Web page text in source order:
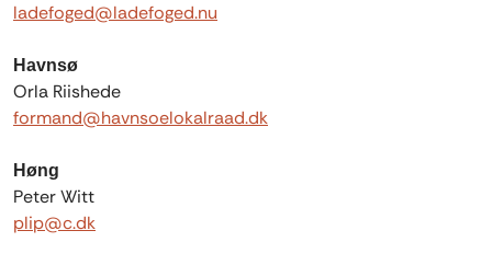
ladefoged@ladefoged.nu
Havnsø
Orla Riishede
formand@havnsoelokalraad.dk
Høng
Peter Witt
plip@c.dk